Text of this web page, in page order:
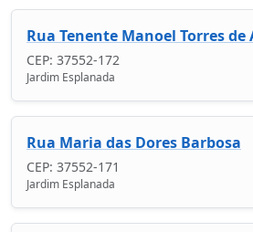
Rua Tenente Manoel Torres de
CEP: 37552-172
Jardim Esplanada
Rua Maria das Dores Barbosa
CEP: 37552-171
Jardim Esplanada